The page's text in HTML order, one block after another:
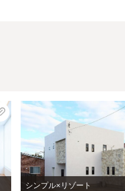
シンプル×リゾート